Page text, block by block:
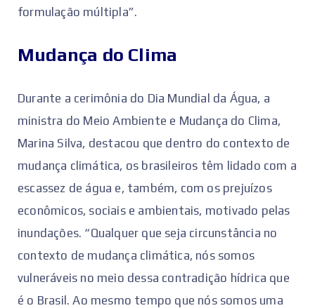
formulação múltipla”.
Mudança do Clima
Durante a cerimônia do Dia Mundial da Água, a
ministra do Meio Ambiente e Mudança do Clima,
Marina Silva, destacou que dentro do contexto de
mudança climática, os brasileiros têm lidado com a
escassez de água e, também, com os prejuízos
econômicos, sociais e ambientais, motivado pelas
inundações. “Qualquer que seja circunstância no
contexto de mudança climática, nós somos
vulneráveis no meio dessa contradição hídrica que
é o Brasil. Ao mesmo tempo que nós somos uma